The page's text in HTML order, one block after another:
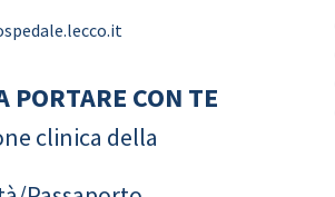
PORTARE CON TE
clinica della